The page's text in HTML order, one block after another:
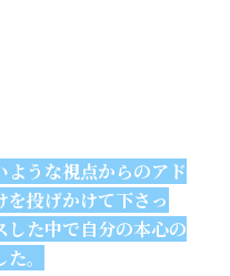
うな視点からのアド
投げかけて下さっ
した中で自分の本心の
。